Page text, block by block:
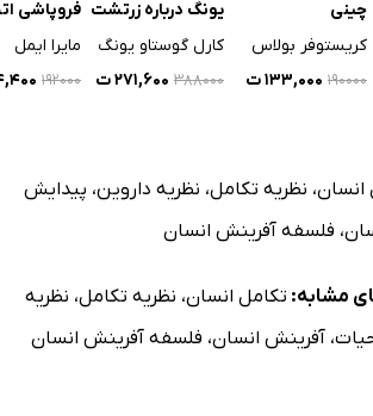
چینی
کریستوفر بولاس
۱۹۰۰۰۰ ۱۳۳,۰۰۰ ت
یونگ درباره زرتشت
نیچه
کارل گوستاو یونگ
۳۸۸۰۰۰ ۲۷۱,۶۰۰ ت
فروپاشی
شوروی
مایرا ایمل
۱۹۲۰۰۰
انسان، نظریه تکامل، نظریه داروین، پیدایش
، فلسفه آفرینش انسان
مشابه: تکامل انسان، نظریه تکامل، نظریه
، آفرینش انسان، فلسفه آفرینش انسان